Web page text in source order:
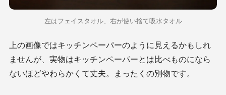
左はフェイスタオル、右が使い捨て吸水タオル
上の画像ではキッチンペーパーのように見えるかもしれ
ませんが、実物はキッチンペーパーとは比べものになら
ないほどやわらかくて丈夫。まったくの別物です。